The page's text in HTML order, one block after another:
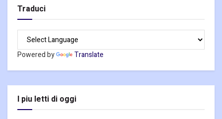
Traduci
Powered by Translate
I piu letti di oggi